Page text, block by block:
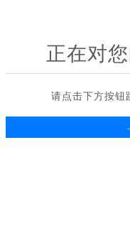
正在对
请点击下方按钮